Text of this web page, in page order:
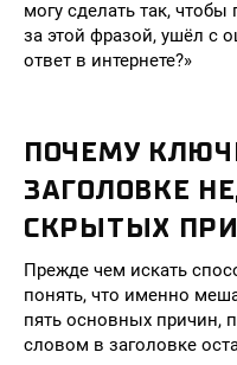
могу сделать так,
за этой фразой, ушёл с
ответ в интернете?»
ПОЧЕМУ
ЗАГОЛОВКЕ
СКРЫТЫХ
Прежде чем искать
понять, что именно
пять основных причин,
словом в заголовке